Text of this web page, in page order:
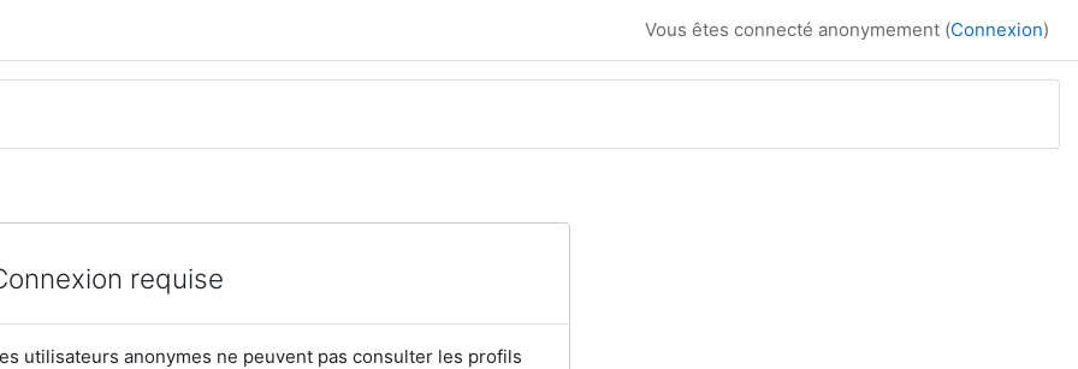
Vous êtes connecté anonymement (Connexion)
requise
utilisateurs anonymes ne peuvent pas consulter les profils